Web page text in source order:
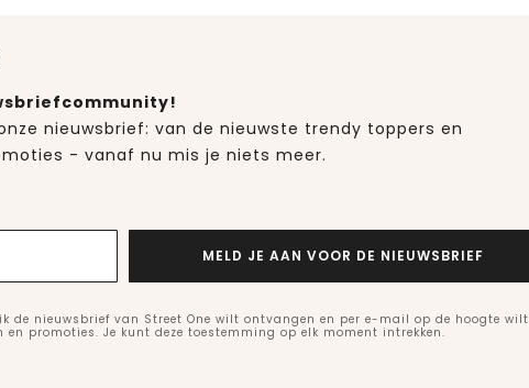
nieuwsbrief: van de nieuwste trendy toppers en
- vanaf nu mis je niets meer.
MELD JE AAN VOOR DE NIEUWSBRIEF
de nieuwsbrief van Street One wilt ontvangen en per e-mail op de hoogte wilt
promoties. Je kunt deze toestemming op elk moment intrekken.